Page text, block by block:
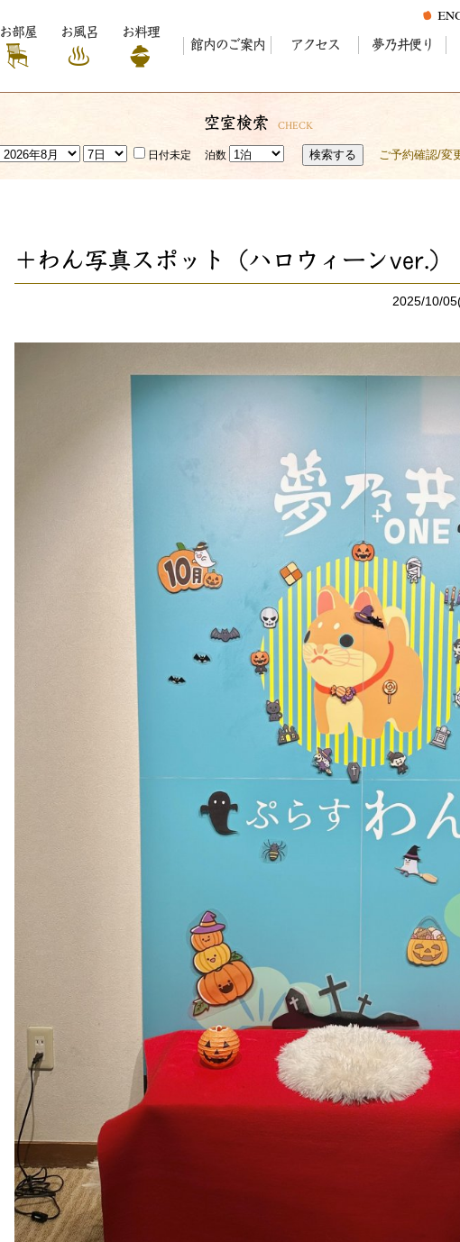
お部屋 お風呂
お料理
館内のご案内
アクセス 夢乃井便り
空室検索 CHECK
日付未定 泊数 検索する ご予約確認/変
＋わん写真スポット（ハロウィーンver.）
2025/10/